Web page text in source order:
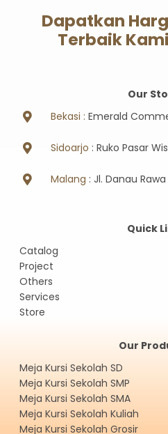
Dapatkan
Terbaik
Our
Bekasi : Emerald
Sidoarjo : Ruko Pasar
Malang : Jl. Danau
Quick
Catalog
Project
Others
Services
Store
Our
Meja Kursi Sekolah SD
Meja Kursi Sekolah SMP
Meja Kursi Sekolah SMA
Meja Kursi Sekolah Kuliah
Meja Kursi Sekolah Grosir